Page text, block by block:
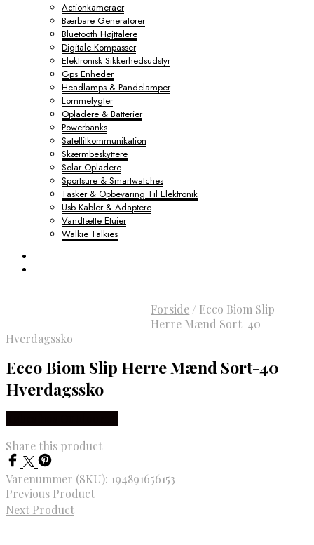
Actionkameraer
Bærbare Generatorer
Bluetooth Højttalere
Digitale Kompasser
Elektronisk Sikkerhedsudstyr
Gps Enheder
Headlamps & Pandelamper
Lommelygter
Opladere & Batterier
Powerbanks
Satellitkommunikation
Skærmbeskyttere
Solar Opladere
Sportsure & Smartwatches
Tasker & Opbevaring Til Elektronik
Usb Kabler & Adaptere
Vandtætte Etuier
Walkie Talkies
Forside / Ecco Biom Slip
Herre Mænd Sort-40
Hverdagssko
Ecco Biom Slip Herre Mænd Sort-40
Hverdagssko
Share this product
Varenummer (SKU): 194891656153
Previous Product
Next Product